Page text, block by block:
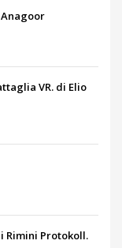
VR. di Elio
Rimini Protokoll.